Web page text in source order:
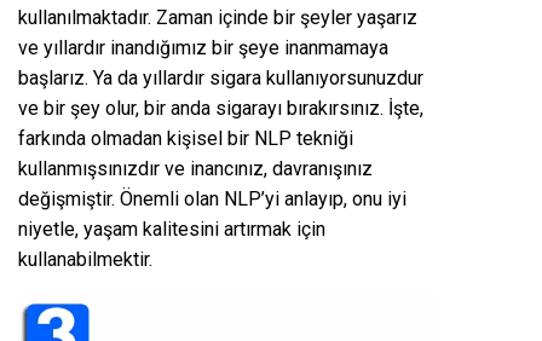
kullanılmaktadır. Zaman içinde bir şeyler yaşarız
ve yıllardır inandığımız bir şeye inanmamaya
başlarız. Ya da yıllardır sigara kullanıyorsunuzdur
ve bir şey olur, bir anda sigarayı bırakırsınız. İşte,
farkında olmadan kişisel bir NLP tekniği
kullanmışsınızdır ve inancınız, davranışınız
değişmiştir. Önemli olan NLP’yi anlayıp, onu iyi
niyetle, yaşam kalitesini artırmak için
kullanabilmektir.